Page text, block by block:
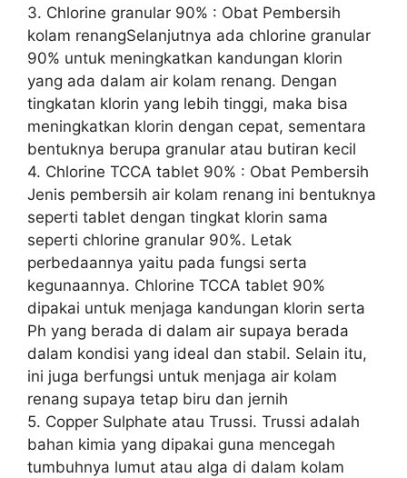
3. Chlorine granular 90% : Obat Pembersih
kolam renangSelanjutnya ada chlorine granular
90% untuk meningkatkan kandungan klorin
yang ada dalam air kolam renang. Dengan
tingkatan klorin yang lebih tinggi, maka bisa
meningkatkan klorin dengan cepat, sementara
bentuknya berupa granular atau butiran kecil
4. Chlorine TCCA tablet 90% : Obat Pembersih
Jenis pembersih air kolam renang ini bentuknya
seperti tablet dengan tingkat klorin sama
seperti chlorine granular 90%. Letak
perbedaannya yaitu pada fungsi serta
kegunaannya. Chlorine TCCA tablet 90%
dipakai untuk menjaga kandungan klorin serta
Ph yang berada di dalam air supaya berada
dalam kondisi yang ideal dan stabil. Selain itu,
ini juga berfungsi untuk menjaga air kolam
renang supaya tetap biru dan jernih
5. Copper Sulphate atau Trussi. Trussi adalah
bahan kimia yang dipakai guna mencegah
tumbuhnya lumut atau alga di dalam kolam